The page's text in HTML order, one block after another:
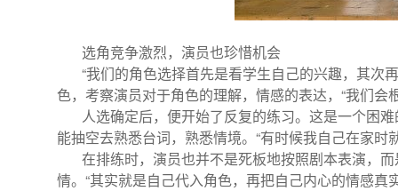
选角竞争激烈，演员也珍惜机会
“我们的角色选择首先是看学生自己的兴趣，其次
色，考察演员对于角色的理解，情感的表达，“我们
人选确定后，便开始了反复的练习。这是一个困难
能抽空去熟悉台词，熟悉情境。“有时候我自己在家
在排练时，演员也并不是死板地按照剧本表演，而
情。“其实就是自己代入角色，再把自己内心的情感